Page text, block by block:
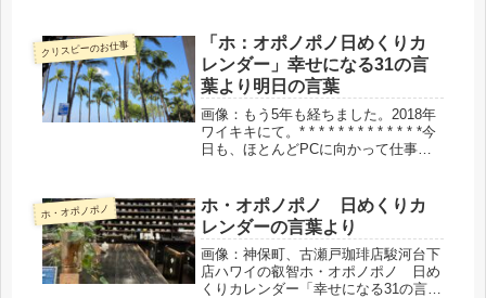
して生きてきたかと思い...
クリスピーのお仕事
「ホ：オポノポノ日めくりカ
レンダー」幸せになる31の言
葉より明日の言葉
画像：もう5年も経ちました。2018年
ワイキキにて。* * * * * * * * * * * * *今
日も、ほとんどPCに向かって仕事を
なかなか楽しいものでした。バナー
を...
ホ・オポノポノ
ホ・オポノポノ 日めくりカ
レンダーの言葉より
画像：神保町、古瀬戸珈琲店駿河台下
店ハワイの叡智ホ・オポノポノ 日め
くりカレンダー「幸せになる31の言